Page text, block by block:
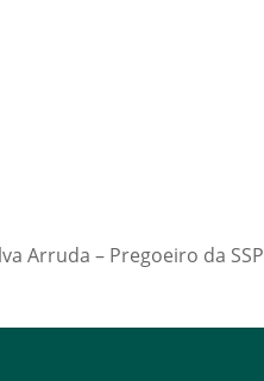
Arruda – Pregoeiro da SSP